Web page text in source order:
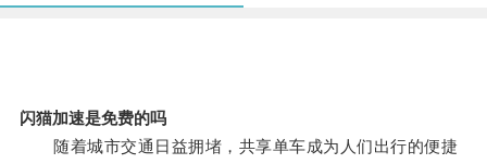
闪猫加速是免费的吗
随着城市交通日益拥堵，共享单车成为人们出行的便捷